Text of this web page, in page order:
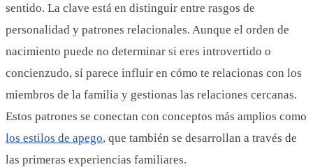
sentido. La clave está en distinguir entre rasgos de
personalidad y patrones relacionales. Aunque el orden de
nacimiento puede no determinar si eres introvertido o
concienzudo, sí parece influir en cómo te relacionas con los
miembros de la familia y gestionas las relaciones cercanas.
Estos patrones se conectan con conceptos más amplios como
los estilos de apego, que también se desarrollan a través de
las primeras experiencias familiares.